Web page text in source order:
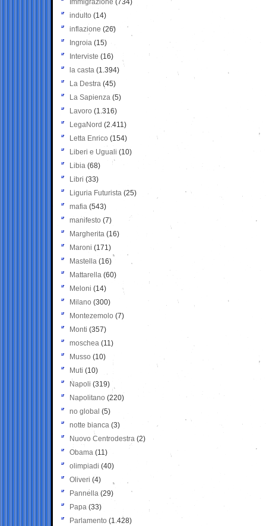
Immigrazione (734)
indulto (14)
inflazione (26)
Ingroia (15)
Interviste (16)
la casta (1.394)
La Destra (45)
La Sapienza (5)
Lavoro (1.316)
LegaNord (2.411)
Letta Enrico (154)
Liberi e Uguali (10)
Libia (68)
Libri (33)
Liguria Futurista (25)
mafia (543)
manifesto (7)
Margherita (16)
Maroni (171)
Mastella (16)
Mattarella (60)
Meloni (14)
Milano (300)
Montezemolo (7)
Monti (357)
moschea (11)
Musso (10)
Muti (10)
Napoli (319)
Napolitano (220)
no global (5)
notte bianca (3)
Nuovo Centrodestra (2)
Obama (11)
olimpiadi (40)
Oliveri (4)
Pannella (29)
Papa (33)
Parlamento (1.428)